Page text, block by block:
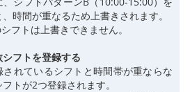
時間が重なるため上書きされます。
フトは上書きできません。
フトを登録する
されているシフトと時間帯が重ならな
トが2つ登録されます。